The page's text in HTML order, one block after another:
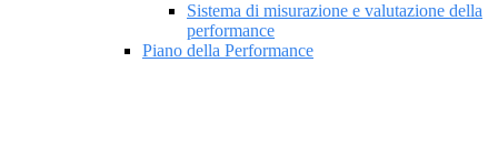
Sistema di misurazione e valutazione della
performance
Piano della Performance